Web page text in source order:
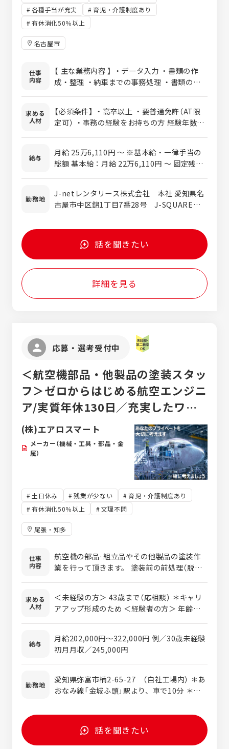
各種手当が充実
育児・介護制度あり
有休消化50％以上
名古屋市
仕事
内容
【 主な業務内容 】 ・データ入力 ・書類の作
成・整理 ・納車までの事務処理 ・書類の提
問い合わせ対応 ・業務の見直しやマニュアル
作成（慣れてきたら） ・書類の回収などでの外
出 1か月単位で動く業務が多く、仕事のペー
スをつかみやすい環境です。 慣れてきたら業
務効率化のための見直しやマニュアル作成に
も携わります。 ★ワンランク上の働きやすさ
／ ・ 事務経験を活かせる ・ 異業種出身の先
輩が活躍中 ・ 充実した研修＆フォロー体制
企業で働ける ・ 残業少なめ・ワークライフ
バランス◎ ・ 有休取得率80％以上 ・ チーム
ワーク良好な職場 ・ 伏見・国際センター駅
～徒歩5分 【 入社後の流れ 】 しっかりした研
修があり、入社前に必要な知識は必要ありま
組みや車の登録手続きなど、基礎知識をじっ
ップ3 --------------- 見積内容をもとに、車
両発注用の書類作成など幅広い業務を担当。
なります。先輩スタッフが丁寧にフォローす
るので、安心して成長できます。
求める
人材
【必須条件】 ・高卒以上 ・要普通免許（AT限
定可） ・事務の経験をお持ちの方 経験年数や
業です。 【歓迎条件】 入社後は丁寧な研修と
手厚いサポート体制で業務を習得。 分からな
いことは先輩スタッフがしっかりフォローし
ます。 ・事務スキルを活かしたい ・落ち着い
た環境で長く働きたい ・安定した収入を得た
い 産休・育休の取得実績もあり、ライフステ
給与
月給 25万6,110円 〜 ※基本給・一律手当の
総額 基本給：月給 22万6,110円 〜 固定残業
齢・経験・スキル等を考慮し優遇 ・月収30万
円以上も可能です 【上記とは別途支給】※各月
5,000円／昨年全社実績） ・役職手当 ・通勤
手当（全額支給） ・残業手当（1分単位で100％
勤務地
J-netレンタリース株式会社 本社 愛知県名
古屋市中区錦1丁目7番28号 J-SQUARE丸
ありません
話を聞きたい
詳細を見る
応募・選考受付中
＜航空機部品・他製品の塗装スタッ
フ＞ゼロからはじめる航空エンジニ
ア/実質年休130日／充実したワー
クライフバランス／通勤バスあり／
キレイな職場環境
(株)エアロスマート
メーカー（機械・工具・部品・金
属）
土日休み 残業が少ない
育児・介護制度あり
有休消化50％以上
文理不問
尾張・知多
仕事
内容
航空機の部品·組立品やその他製品の塗装作
業を行って頂きます。 塗装前の前処理（脱脂
きます。 取引先は、三菱重工業、川崎重工
業、ＳＵＢＡＲＵと大手国内メーカーと取引
を行っていますので、航空機に関わる知識や
高い技術が身につきます。 ＜入社後の流れ＞
●約1ヶ月の入社研修後、各部署に配属にな
ります。 ●その後、配属先でのOJTにより業
や本人の希望、業務状況により配属先が決ま
ります。 ★誰でも『できるようになった』を
せんか？ 弊社の携わる航空産業は、自動車や
電機製品のようにライン作業や自動機械で作
る【モノづくり】ではない、ハンドツールを使
求める
人材
＜未経験の方＞ 43歳まで（応相談） ＊キャリ
アアップ形成のため ＜経験者の方＞ 年齢不
給与
月給202,000円～322,000円 例／30歳未経験
初月月収／245,000円
勤務地
愛知県弥富市楠2-65-27 （自社工場内） ＊あ
おなみ線「金城ふ頭」駅より、車で10分 ＊車
なみ線「稲永」駅より、通勤バスがあります
話を聞きたい